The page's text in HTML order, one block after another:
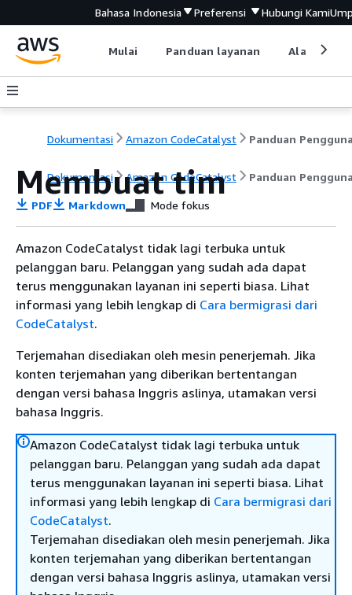
Bahasa Indonesia Preferensi Hubungi Kami
Mulai Panduan layanan Alat
Dokumentasi Amazon CodeCatalyst Panduan
Dokumentasi Amazon CodeCatalyst Panduan
Membuat tim
PDF Markdown Mode fokus
Amazon CodeCatalyst tidak lagi terbuka untuk
pelanggan baru. Pelanggan yang sudah ada dapat
terus menggunakan layanan ini seperti biasa. Lihat
informasi yang lebih lengkap di Cara bermigrasi dari
CodeCatalyst.
Terjemahan disediakan oleh mesin penerjemah. Jika
konten terjemahan yang diberikan bertentangan
dengan versi bahasa Inggris aslinya, utamakan versi
bahasa Inggris.
Amazon CodeCatalyst tidak lagi terbuka untuk
pelanggan baru. Pelanggan yang sudah ada dapat
terus menggunakan layanan ini seperti biasa. Lihat
informasi yang lebih lengkap di Cara bermigrasi dari
CodeCatalyst.
Terjemahan disediakan oleh mesin penerjemah. Jika
konten terjemahan yang diberikan bertentangan
dengan versi bahasa Inggris aslinya, utamakan versi